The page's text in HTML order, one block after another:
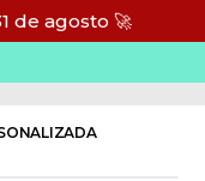
de agosto 🚀